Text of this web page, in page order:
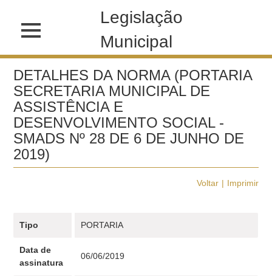
Legislação
Municipal
DETALHES DA NORMA (PORTARIA
SECRETARIA MUNICIPAL DE
ASSISTÊNCIA E
DESENVOLVIMENTO SOCIAL -
SMADS Nº 28 DE 6 DE JUNHO DE
2019)
Voltar Imprimir
Tipo PORTARIA
Data de
assinatura
06/06/2019